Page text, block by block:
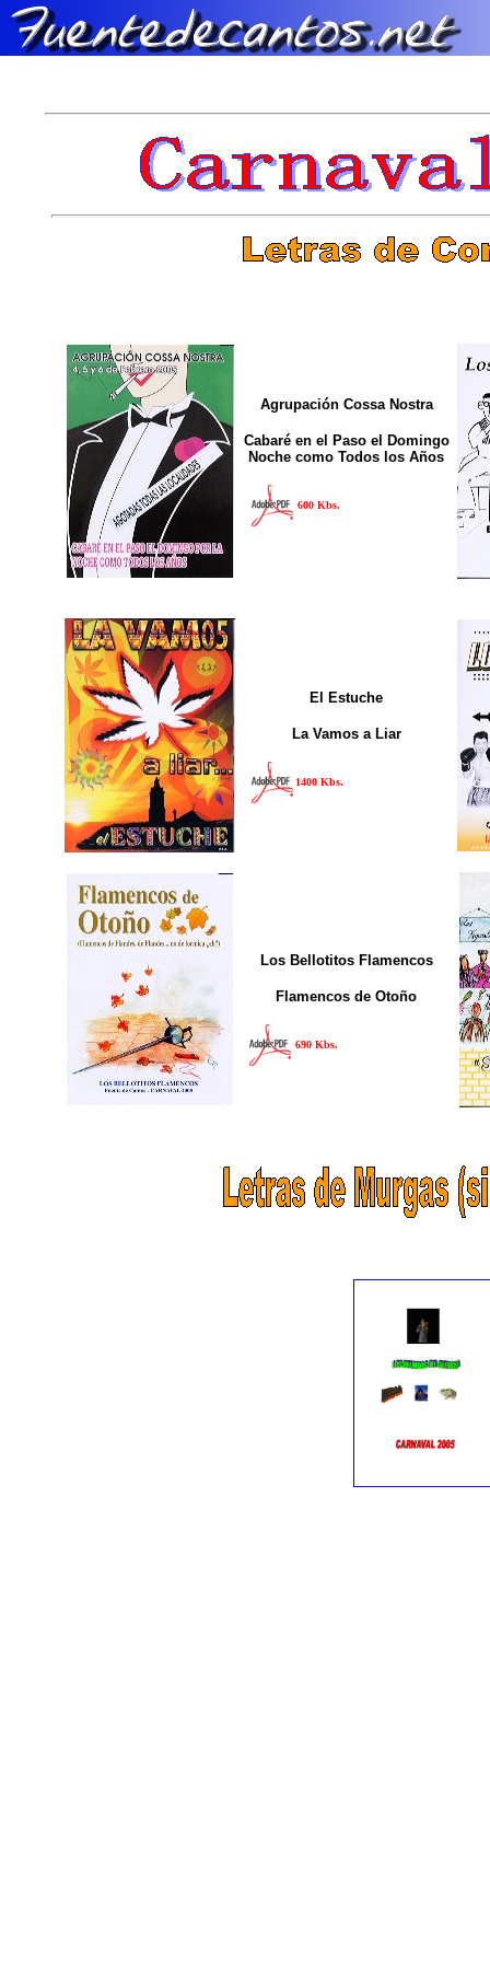
Agrupación Cossa Nostra
Cabaré en el Paso el Domingo
Noche como Todos los Años
600 Kbs.
El Estuche
La Vamos a Liar
1400 Kbs.
Los Bellotitos Flamencos
Flamencos de Otoño
690 Kbs.